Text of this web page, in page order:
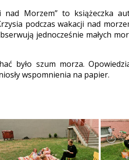
Morzem” to książeczka
podczas wakacji nad
jednocześnie małych
było szum morza.
wspomnienia na papier.